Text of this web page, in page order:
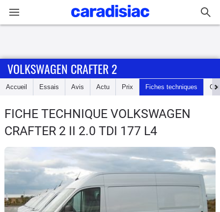
Accueil
Essais
Guide
Utilitaires
VOLKSWAGEN CRAFTER 2
Accueil Essais Avis Actu Prix Fiches techniques
FICHE TECHNIQUE VOLKSWAGEN
CRAFTER 2 II 2.0 TDI 177 L4